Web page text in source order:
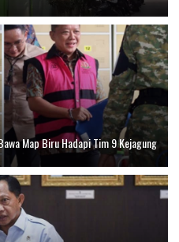
Map Biru Hadapi Tim 9 Kejagung